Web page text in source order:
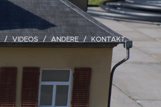
VIDEOS ANDERE KONTAKT